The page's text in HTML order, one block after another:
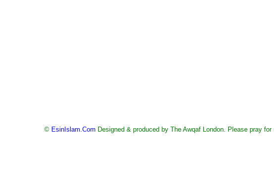
© EsinIslam.Com Designed & produced by The Awqaf London. Please pray for